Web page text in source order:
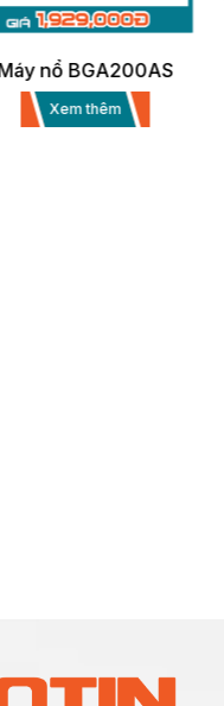
nổ BGA200AS
Xem thêm